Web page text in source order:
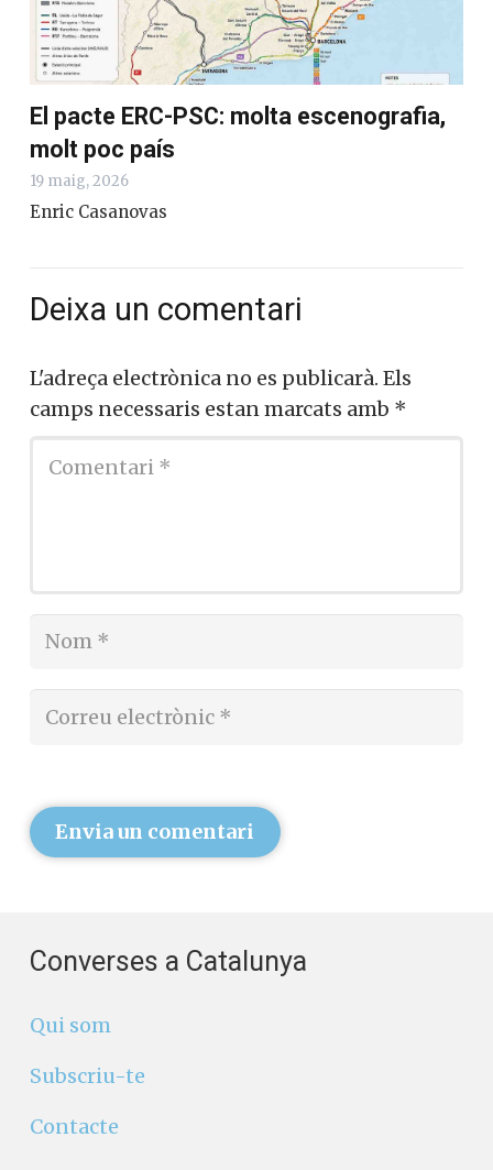
El pacte ERC-PSC: molta escenografia,
molt poc país
19 maig, 2026
Enric Casanovas
Deixa un comentari
L'adreça electrònica no es publicarà. Els
camps necessaris estan marcats amb *
Envia un comentari
Converses a Catalunya
Qui som
Subscriu-te
Contacte